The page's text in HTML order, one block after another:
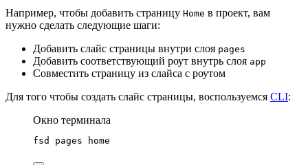
Например, чтобы добавить страницу Home в проект, вам
нужно сделать следующие шаги:
Добавить слайс страницы внутри слоя pages
Добавить соответствующий роут внутрь слоя app
Совместить страницу из слайса с роутом
Для того чтобы создать слайс страницы, воспользуемся CLI:
Окно терминала
fsd pages home